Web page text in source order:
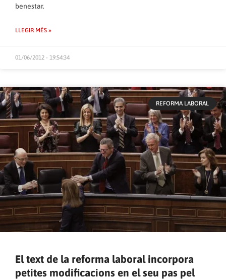
benestar.
LLEGIR MÉS »
01/06/2012 - 19:54:34
REFORMA LABORAL
El text de la reforma laboral incorpora
petites modificacions en el seu pas pel